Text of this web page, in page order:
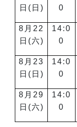
日(日)
0
8 月22
日(六)
14:0
0
8 月23
日(日)
14:0
0
8 月29
日(六)
14:0
0